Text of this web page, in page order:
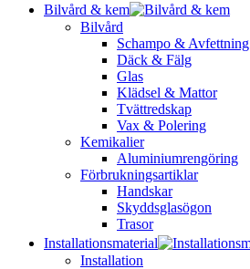
Bilvård & kem
Bilvård
Schampo & Avfettning
Däck & Fälg
Glas
Klädsel & Mattor
Tvättredskap
Vax & Polering
Kemikalier
Aluminiumrengöring
Förbrukningsartiklar
Handskar
Skyddsglasögon
Trasor
Installationsmaterial
Installation